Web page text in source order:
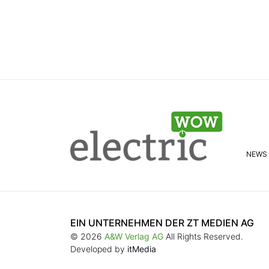
NEWS
EIN UNTERNEHMEN DER ZT MEDIEN AG
© 2026 A&W Verlag AG All Rights Reserved.
Developed by itMedia